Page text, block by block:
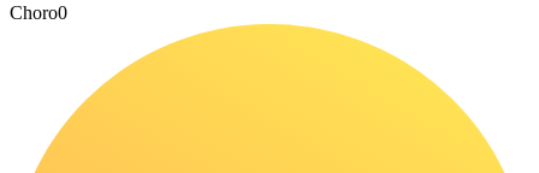
Choro0